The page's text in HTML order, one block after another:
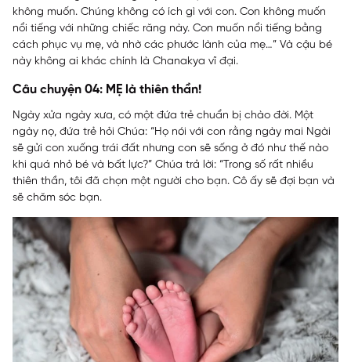
không muốn. Chúng không có ích gì với con. Con không muốn
nổi tiếng với những chiếc răng này. Con muốn nổi tiếng bằng
cách phục vụ mẹ, và nhờ các phước lành của mẹ…” Và cậu bé
này không ai khác chính là Chanakya vĩ đại.
Câu chuyện 04: MẸ là thiên thần!
Ngày xửa ngày xưa, có một đứa trẻ chuẩn bị chào đời. Một
ngày nọ, đứa trẻ hỏi Chúa: “Họ nói với con rằng ngày mai Ngài
sẽ gửi con xuống trái đất nhưng con sẽ sống ở đó như thế nào
khi quá nhỏ bé và bất lực?” Chúa trả lời: “Trong số rất nhiều
thiên thần, tôi đã chọn một người cho bạn. Cô ấy sẽ đợi bạn và
sẽ chăm sóc bạn.